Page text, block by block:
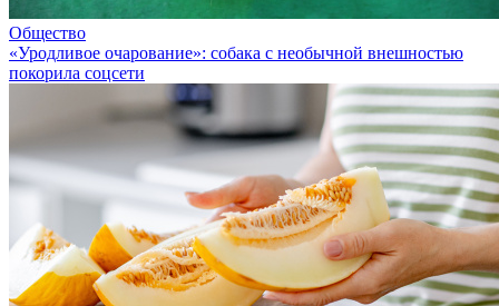
Общество
«Уродливое очарование»: собака с необычной внешностью
покорила соцсети